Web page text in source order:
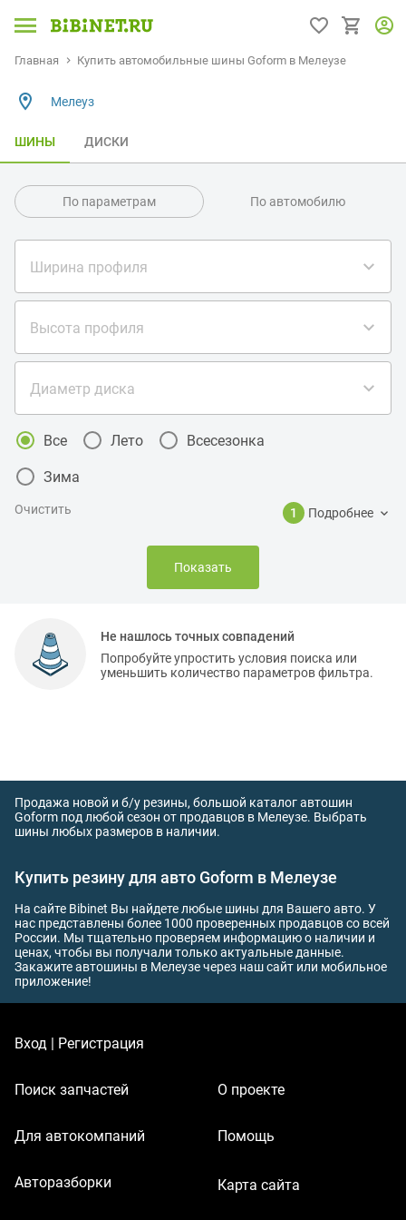
Главная Купить автомобильные шины Goform в Мелеузе
Мелеуз
ШИНЫ ДИСКИ
По параметрам По автомобилю
Ширина профиля
Высота профиля
Диаметр диска
Все Лето Всесезонка
Зима
Очистить 1 Подробнее
Показать
Не нашлось точных совпадений
Попробуйте упростить условия поиска или
уменьшить количество параметров фильтра.
Продажа новой и б/у резины, большой каталог автошин
Goform под любой сезон от продавцов в Мелеузе. Выбрать
шины любых размеров в наличии.
Купить резину для авто Goform в Мелеузе
На сайте Bibinet Вы найдете любые шины для Вашего авто. У
нас представлены более 1000 проверенных продавцов со всей
России. Мы тщательно проверяем информацию о наличии и
ценах, чтобы вы получали только актуальные данные.
Закажите автошины в Мелеузе через наш сайт или мобильное
приложение!
Вход | Регистрация
Поиск запчастей
Для автокомпаний
Авторазборки
О проекте
Помощь
Карта сайта